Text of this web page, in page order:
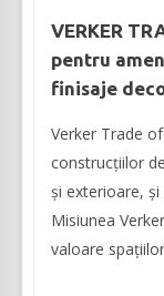
VERKER
pentru
finisaje
Verker Trade
construcţiilor
şi exterioare,
Misiunea
valoare